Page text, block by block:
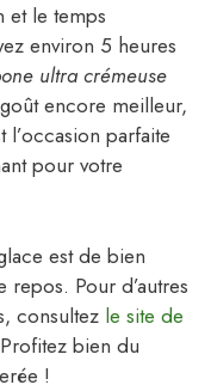
et le temps
environ 5 heures
ultra crémeuse
encore meilleur,
l’occasion parfaite
pour votre
est de bien
Pour d’autres
consultez le site de
bien du
!